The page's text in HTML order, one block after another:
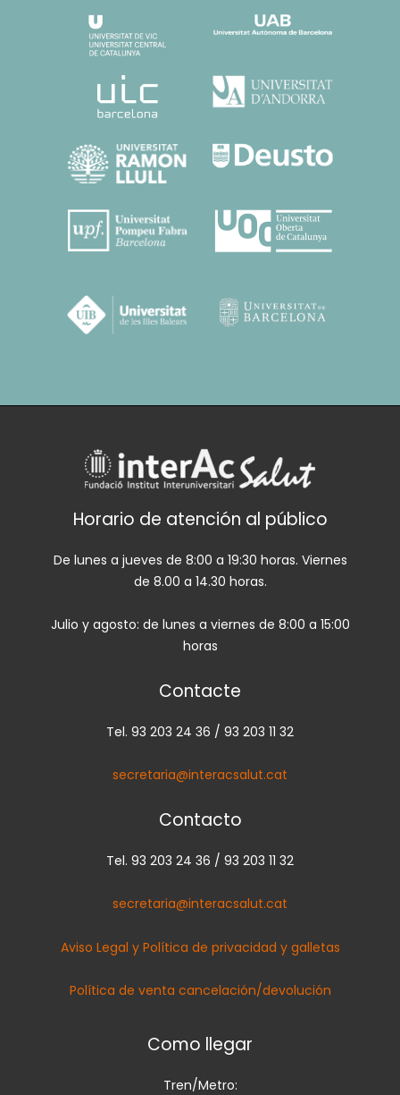
Horario de atención al público
De lunes a jueves de 8:00 a 19:30 horas. Viernes
de 8.00 a 14.30 horas.
Julio y agosto: de lunes a viernes de 8:00 a 15:00
horas
Contacte
Tel. 93 203 24 36 / 93 203 11 32
secretaria@interacsalut.cat
Contacto
Tel. 93 203 24 36 / 93 203 11 32
secretaria@interacsalut.cat
Aviso Legal y Política de privacidad y galletas
Política de venta cancelación/devolución
Como llegar
Tren/Metro: